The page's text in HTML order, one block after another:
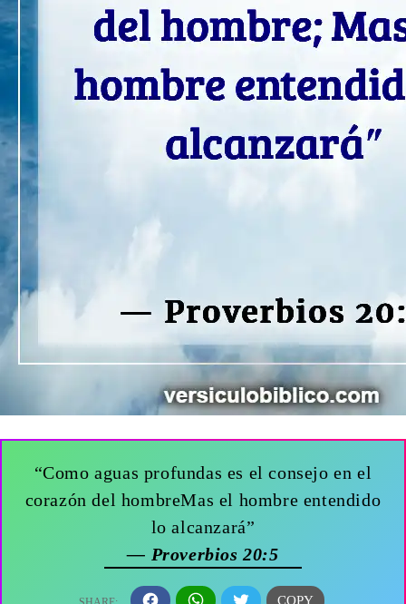
“Como aguas profundas es el consejo en el
corazón del hombreMas el hombre entendido
lo alcanzará”
— Proverbios 20:5